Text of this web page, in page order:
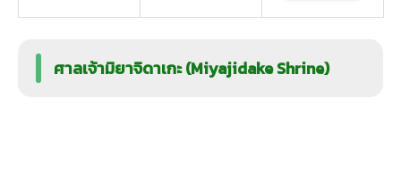
ศาลเจ้ามิยาจิดาเกะ (Miyajidake Shrine)